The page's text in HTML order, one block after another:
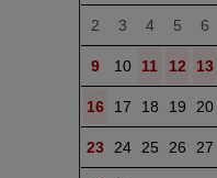
2 3 4 5 6
9 10 11 12 13
16 17 18 19 20
23 24 25 26 27